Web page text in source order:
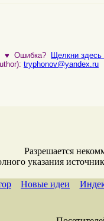
♥ Ошибка?
Щелкни здесь
tryphonov@yandex.ru
Разрешается
указания
Новые идеи